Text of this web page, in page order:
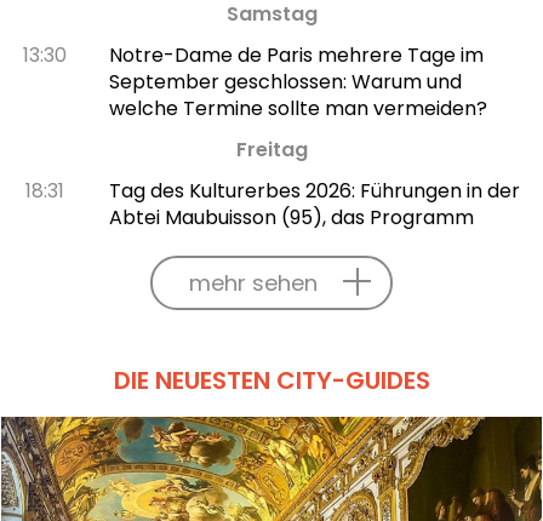
Samstag
13:30
Notre-Dame de Paris mehrere Tage im
September geschlossen: Warum und
welche Termine sollte man vermeiden?
Freitag
18:31
Tag des Kulturerbes 2026: Führungen in der
Abtei Maubuisson (95), das Programm
mehr sehen
DIE NEUESTEN CITY-GUIDES